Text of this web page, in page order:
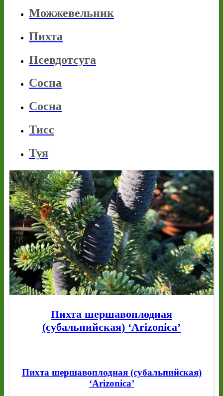
Можжевельник
Пихта
Псевдотсуга
Сосна
Сосна
Тисс
Туя
Пихта шершавоплодная
(субальпийская) ‘Arizonica’
Пихта шершавоплодная (субальпийская)
‘Arizonica’